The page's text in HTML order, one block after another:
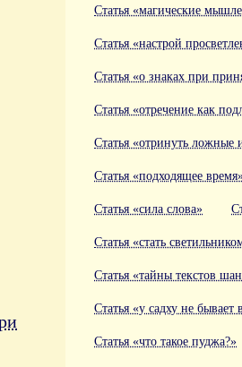
Статья «магические
Статья «настрой
Статья «о знаках при
Статья «отречение как
Статья «отринуть ложные
Статья «подходящее
Статья «сила слова»
Статья «стать
Статья «тайны текстов
Статья «у садху не бывает
Статья «что такое пуджа?»